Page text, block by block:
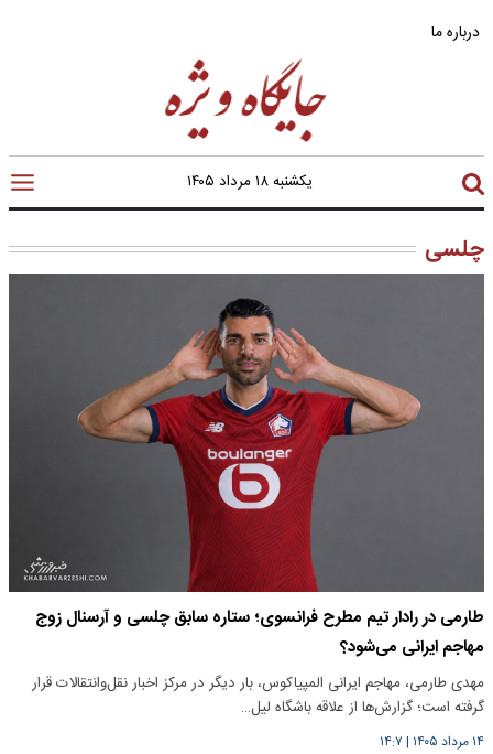
درباره ما
یکشنبه ۱۸ مرداد ۱۴۰۵
چلسی
طارمی در رادار تیم مطرح فرانسوی؛ ستاره سابق چلسی و آرسنال زوج
مهاجم ایرانی می‌شود؟
مهدی طارمی، مهاجم ایرانی المپیاکوس، بار دیگر در مرکز اخبار نقل‌وانتقالات قرار
گرفته است؛ گزارش‌ها از علاقه باشگاه لیل…
۱۴ مرداد ۱۴۰۵ | ۱۴:۷